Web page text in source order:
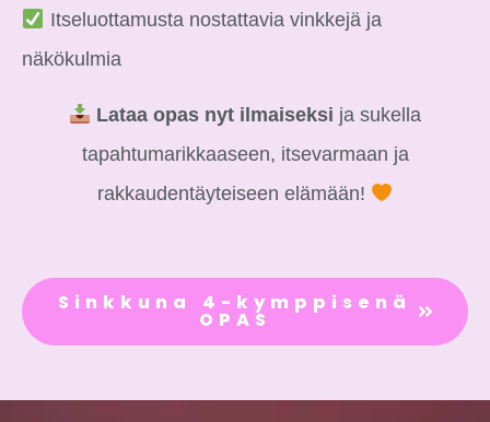
Itseluottamusta nostattavia vinkkejä ja
näkökulmia
Lataa opas nyt ilmaiseksi ja sukella
tapahtumarikkaaseen, itsevarmaan ja
rakkaudentäyteiseen elämään!
Sinkkuna 4-kymppisenä
OPAS